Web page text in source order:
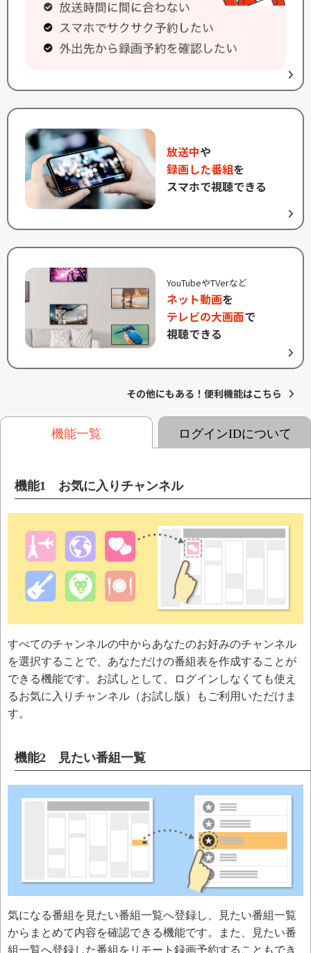
放送中や
録画した番組を
スマホで視聴できる
YouTubeやTVerなど
ネット動画を
テレビの大画面で
視聴できる
その他にもある！便利機能はこちら
機能一覧 ログインIDについて
機能1 お気に入りチャンネル
すべてのチャンネルの中からあなたのお好みのチャンネル
を選択することで、あなただけの番組表を作成することが
できる機能です。お試しとして、ログインしなくても使え
るお気に入りチャンネル（お試し版）もご利用いただけま
す。
機能2 見たい番組一覧
気になる番組を見たい番組一覧へ登録し、見たい番組一覧
からまとめて内容を確認できる機能です。また、見たい番
組一覧へ登録した番組をリモート録画予約することもでき